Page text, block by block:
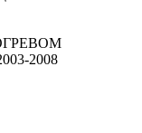
2008